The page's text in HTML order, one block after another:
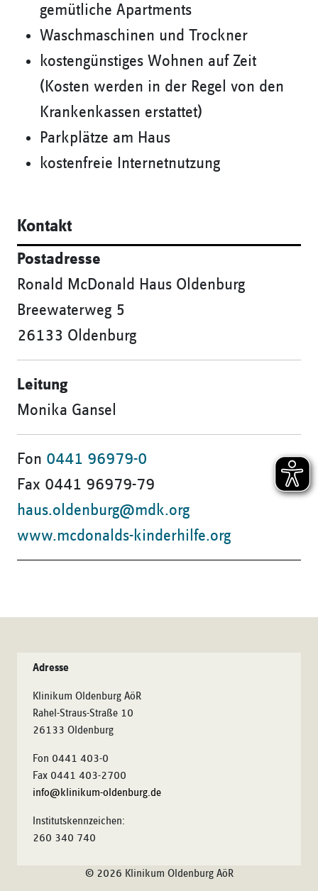
gemütliche Apartments
Waschmaschinen und Trockner
kostengünstiges Wohnen auf Zeit
(Kosten werden in der Regel von den
Krankenkassen erstattet)
Parkplätze am Haus
kostenfreie Internetnutzung
Kontakt
Postadresse
Ronald McDonald Haus Oldenburg
Breewaterweg 5
26133 Oldenburg
Leitung
Monika Gansel
Fon 0441 96979-0
Fax 0441 96979-79
haus.oldenburg@mdk.org
​​​​​​​www.mcdonalds-kinderhilfe.org
Adresse
Klinikum Oldenburg AöR
Rahel-Straus-Straße 10
26133 Oldenburg
Fon 0441 403-0
Fax 0441 403-2700
info@klinikum-oldenburg.de
Institutskennzeichen:
260 340 740
© 2026 Klinikum Oldenburg AöR